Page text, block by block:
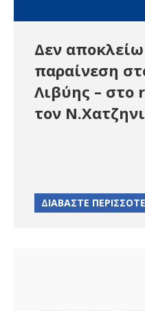
Δεν
παραίνεση
Λιβύης – στο
τον
ΔΙΑΒΑΣΤΕ